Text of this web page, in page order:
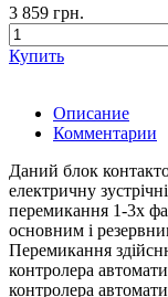
3 859 грн.
Купить
Описание
Комментарии
Даний блок
електричну
перемикання 1-3х
основним і
Перемикання
контролера
контролера